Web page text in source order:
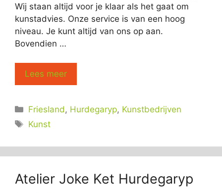
Wij staan altijd voor je klaar als het gaat om
kunstadvies. Onze service is van een hoog
niveau. Je kunt altijd van ons op aan.
Bovendien …
Lees meer
Categorieën
Friesland , Hurdegaryp, Kunstbedrijven
Tags
Kunst
Atelier Joke Ket Hurdegaryp